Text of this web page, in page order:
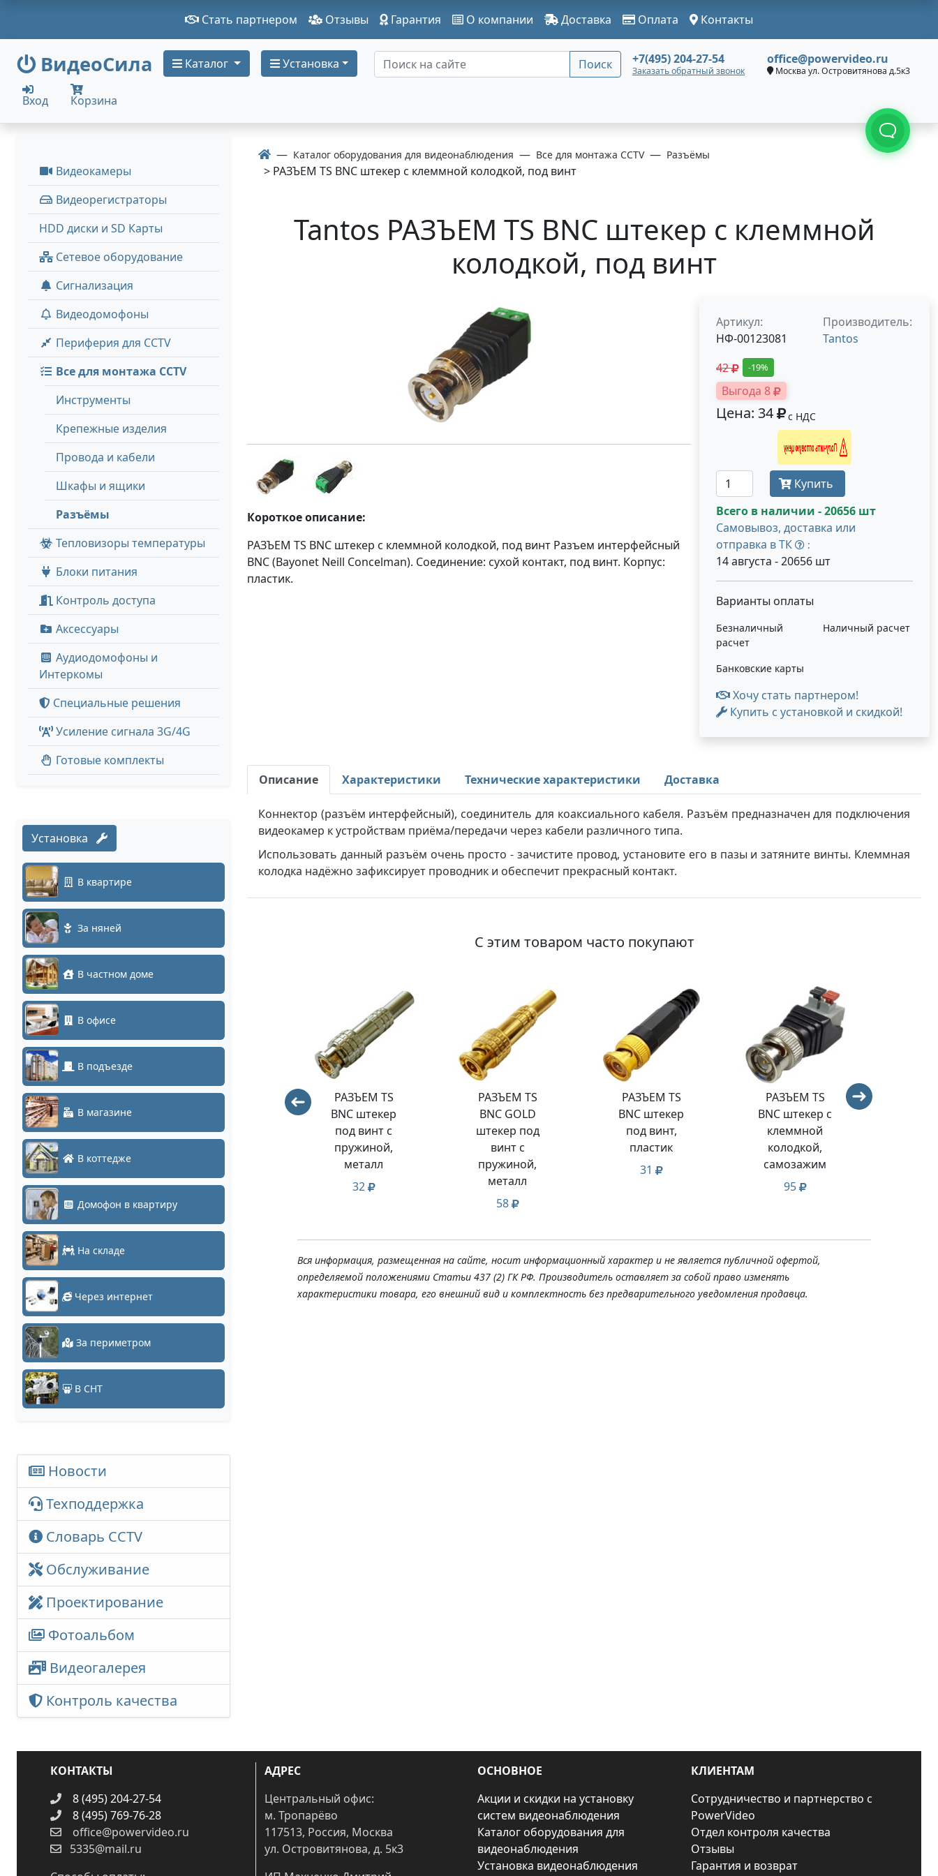
Стать партнером Отзывы Гарантия О компании Доставка Оплата Контакты
ВидеоСила Каталог Установка Поиск +7(495) 204-27-54
Заказать обратный звонок
office@powervideo.ru
Москва ул. Островитянова д.5к3
Вход Корзина
Видеокамеры
Видеорегистраторы
HDD диски и SD Карты
Сетевое оборудование
Сигнализация
Видеодомофоны
Периферия для CCTV
Все для монтажа CCTV
Инструменты
Крепежные изделия
Провода и кабели
Шкафы и ящики
Разъёмы
Тепловизоры температуры
Блоки питания
Контроль доступа
Аксессуары
Аудиодомофоны и
Интеркомы
Специальные решения
Усиление сигнала 3G/4G
Готовые комплекты
Установка
В квартире
За няней
В частном доме
В офисе
В подъезде
В магазине
В коттедже
Домофон в квартиру
На складе
Через интернет
За периметром
В СНТ
Новости
Техподдержка
Словарь CCTV
Обслуживание
Проектирование
Фотоальбом
Видеогалерея
Контроль качества
Каталог оборудования для видеонаблюдения Все для монтажа CCTV Разъёмы
> РАЗЪЕМ TS BNC штекер с клеммной колодкой, под винт
Tantos РАЗЪЕМ TS BNC штекер с клеммной
колодкой, под винт
Короткое описание:
РАЗЪЕМ TS BNC штекер с клеммной колодкой, под винт Разъем интерфейсный
BNC (Bayonet Neill Concelman). Соединение: сухой контакт, под винт. Корпус:
пластик.
Артикул:
НФ-00123081
Производитель:
Tantos
42
-19%
Выгода 8
Цена: 34 с НДС
Получить оптовую цену
Купить
Всего в наличии - 20656 шт
Самовывоз, доставка или
отправка в ТК
:
14 августа - 20656 шт
Варианты оплаты
Безналичный
расчет
Наличный расчет
Банковские карты
Хочу стать партнером!
Купить с установкой и скидкой!
Описание Характеристики Технические характеристики Доставка
Коннектор (разъём интерфейсный), соединитель для коаксиального кабеля. Разъём предназначен для подключения
видеокамер к устройствам приёма/передачи через кабели различного типа.
Использовать данный разъём очень просто - зачистите провод, установите его в пазы и затяните винты. Клеммная
колодка надёжно зафиксирует проводник и обеспечит прекрасный контакт.
С этим товаром часто покупают
РАЗЪЕМ TS
BNC штекер с
клеммной
колодкой,
самозажим
95
РАЗЪЕМ TS
клеммной
колодкой,
32
РАЗЪЕМ TS
BNC штекер
под винт с
пружиной,
металл
32
РАЗЪЕМ TS
BNC GOLD
штекер под
винт с
пружиной,
металл
58
РАЗЪЕМ TS
BNC штекер
под винт,
пластик
31
РАЗЪЕМ TS
BNC штекер с
клеммной
колодкой,
самозажим
95
Вся информация, размещенная на сайте, носит информационный характер и не является публичной офертой,
определяемой положениями Статьи 437 (2) ГК РФ. Производитель оставляет за собой право изменять
характеристики товара, его внешний вид и комплектность без предварительного уведомления продавца.
КОНТАКТЫ
8 (495) 204-27-54
8 (495) 769-76-28
office@powervideo.ru
5335@mail.ru
АДРЕС
Центральный офис:
м. Тропарёво
117513, Россия, Москва
ул. Островитянова, д. 5к3
ОСНОВНОЕ
Акции и скидки на установку
систем видеонаблюдения
Каталог оборудования для
видеонаблюдения
Установка видеонаблюдения
КЛИЕНТАМ
Сотрудничество и партнерство с
PowerVideo
Отдел контроля качества
Отзывы
Гарантия и возврат